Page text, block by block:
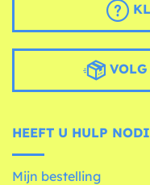
VOLG
HEEFT U HULP
Mijn bestelling